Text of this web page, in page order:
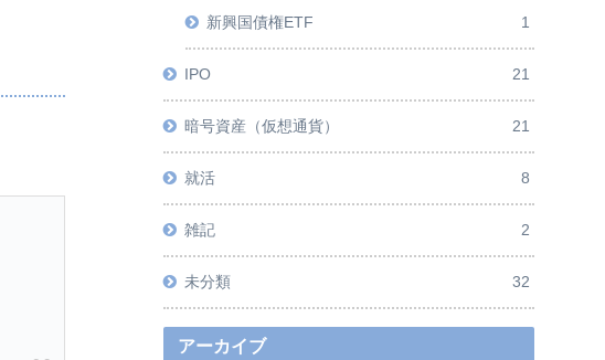
新興国債権ETF 1
IPO 21
暗号資産（仮想通貨） 21
就活 8
雑記 2
未分類 32
アーカイブ